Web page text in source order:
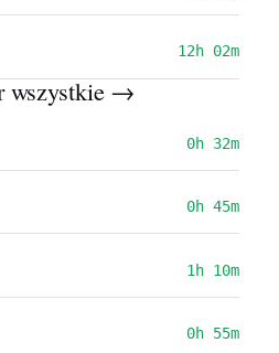
12h 02m
wszystkie →
0h 32m
0h 45m
1h 10m
0h 55m